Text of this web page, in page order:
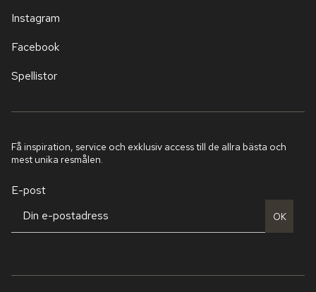
Instagram
Facebook
Spellistor
Få inspiration, service och exklusiv access till de allra bästa och
mest unika resmålen.
E-post
OK